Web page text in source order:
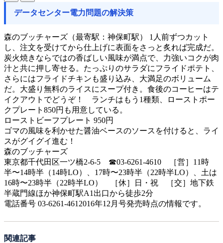
データセンター電力問題の解決策
森のブッチャーズ（最寄駅：神保町駅） 1人前ずつカット
し、注文を受けてから仕上げに表面をさっと炙れば完成だ。
炭火焼きならではの香ばしい風味が満点で、力強いコクが肉
汁と共に押し寄せる。たっぷりのサラダにフライドポテト、
さらにはフライドチキンも盛り込み、大満足のボリューム
だ。大盛り無料のライスにスープ付き。食後のコーヒーはテ
イクアウトでどうぞ！ ランチはもう1種類、ローストポー
クプレート850円も用意している。
ローストビーフプレート 950円
ゴマの風味を利かせた醤油ベースのソースを付けると、ライ
スがグイグイ進む！
森のブッチャーズ
東京都千代田区一ツ橋2-6-5 ☎03-6261-4610 ［営］11時
半〜14時半（14時LO）、17時〜23時半（22時半LO）、土は
16時〜23時半（22時半LO） ［休］日・祝 ［交］地下鉄
半蔵門線ほか神保町駅A1出口から徒歩2分
電話番号 03-6261-4612016年12月号発売時点の情報です。
関連記事